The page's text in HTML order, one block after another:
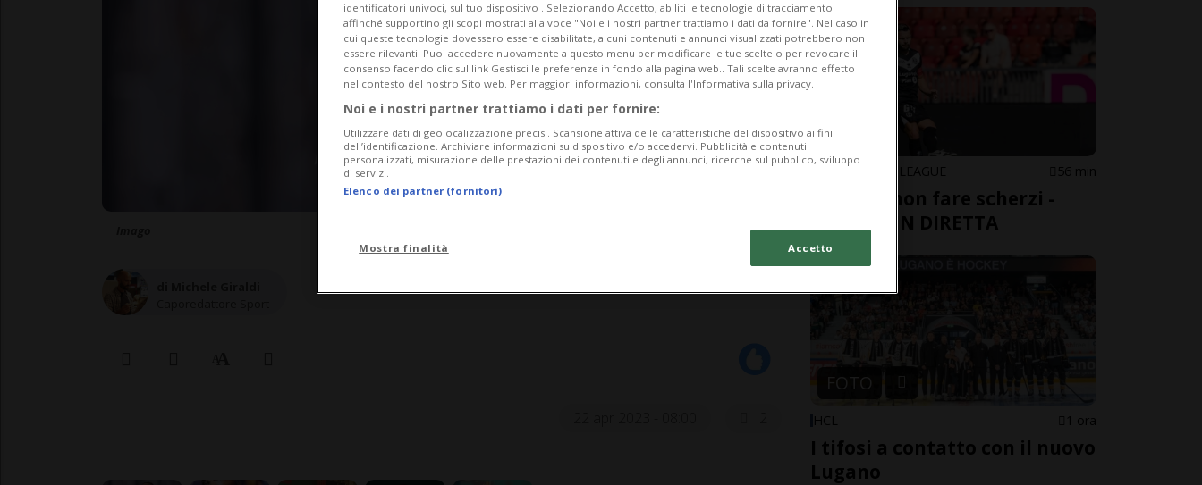
LIVE TV
CONFERENCE LEAGUE 56 min
Lugano, non fare scherzi -
GUARDA IN DIRETTA
FOTO
HCL 1 ora
I tifosi a contatto con il nuovo
Lugano
identificatori univoci, sul tuo dispositivo . Selezionando Accetto, abiliti le tecnologie di tracciamento
affinché supportino gli scopi mostrati alla voce "Noi e i nostri partner trattiamo i dati da fornire". Nel caso in
cui queste tecnologie dovessero essere disabilitate, alcuni contenuti e annunci visualizzati potrebbero non
essere rilevanti. Puoi accedere nuovamente a questo menu per modificare le tue scelte o per revocare il
consenso facendo clic sul link Gestisci le preferenze in fondo alla pagina web.. Tali scelte avranno effetto
nel contesto del nostro Sito web. Per maggiori informazioni, consulta l'Informativa sulla privacy.
Noi e i nostri partner trattiamo i dati per fornire:
Utilizzare dati di geolocalizzazione precisi. Scansione attiva delle caratteristiche del dispositivo ai fini
dell’identificazione. Archiviare informazioni su dispositivo e/o accedervi. Pubblicità e contenuti
personalizzati, misurazione delle prestazioni dei contenuti e degli annunci, ricerche sul pubblico, sviluppo
di servizi.
Elenco dei partner (fornitori)
Mostra finalità Accetto